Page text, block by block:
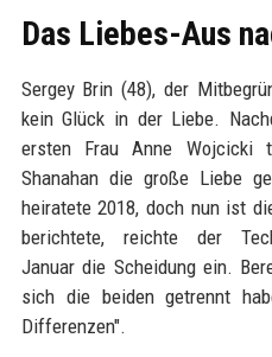
Das Liebes-Aus
Sergey Brin (48), der
kein Glück in der Liebe.
ersten Frau Anne Wojcicki
Shanahan die große Liebe
heiratete 2018, doch nun ist
berichtete, reichte der
Januar die Scheidung ein.
sich die beiden getrennt
Differenzen".